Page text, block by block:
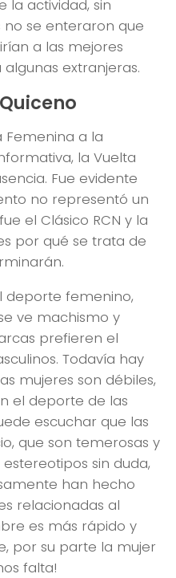
la actividad, sin
se enteraron que
a las mejores
algunas extranjeras.
Femenina a la
la Vuelta
Fue evidente
no representó un
el Clásico RCN y la
por qué se trata de
deporte femenino,
ve machismo y
prefieren el
Todavía hay
mujeres son débiles,
el deporte de las
escuchar que las
que son temerosas y
sin duda,
han hecho
relacionadas al
es más rápido y
por su parte la mujer
falta!